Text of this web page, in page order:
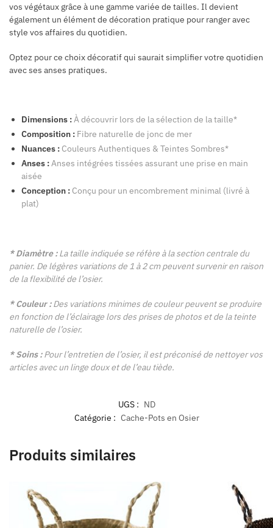
vos végétaux grâce à une gamme variée de tailles. Il devient
également un élément de décoration pratique pour ranger avec
style vos affaires du quotidien.
Optez pour ce choix décoratif qui saurait simplifier votre quotidien
avec ses anses pratiques.
Dimensions :À découvrir lors de la sélection de la taille*
Composition : Fibre naturelle de jonc de mer
Nuances : Couleurs Authentiques & Teintes Sombres*
Anses :Anses intégrées tissées assurant une prise en main
aisée
Conception : Conçu pour un encombrement minimal (livré à
plat)
* Diamètre : La taille indiquée se réfère à la section centrale du
panier. De légères variations de 1 à 2 cm peuvent survenir en raison
de la flexibilité de l’osier.
* Couleur :Des variations minimes de couleur peuvent se produire
en fonction de l’éclairage lors des prises de photos et de la teinte
naturelle de l’osier.
* Soins :Pour l’entretien de l’osier, il est préconisé de nettoyer vos
articles avec un linge doux et de l’eau tiède.
UGS : ND
Catégorie : Cache-Pots en Osier
Produits similaires